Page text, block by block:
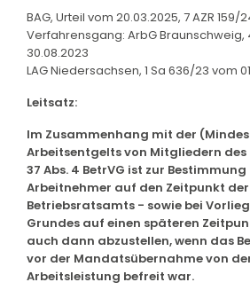
BAG, Urteil vom 20.03.2025, 7 AZR 159/
Verfahrensgang: ArbG Braunschweig,
30.08.2023
LAG Niedersachsen, 1 Sa 636/23 vom
Leitsatz:
Im Zusammenhang mit der
Arbeitsentgelts von Mitgliedern des
37 Abs. 4 BetrVG ist zur
Arbeitnehmer auf den Zeitpunkt
Betriebsratsamts - sowie bei
Grundes auf einen späteren
auch dann abzustellen, wenn das
vor der Mandatsübernahme von
Arbeitsleistung befreit war.